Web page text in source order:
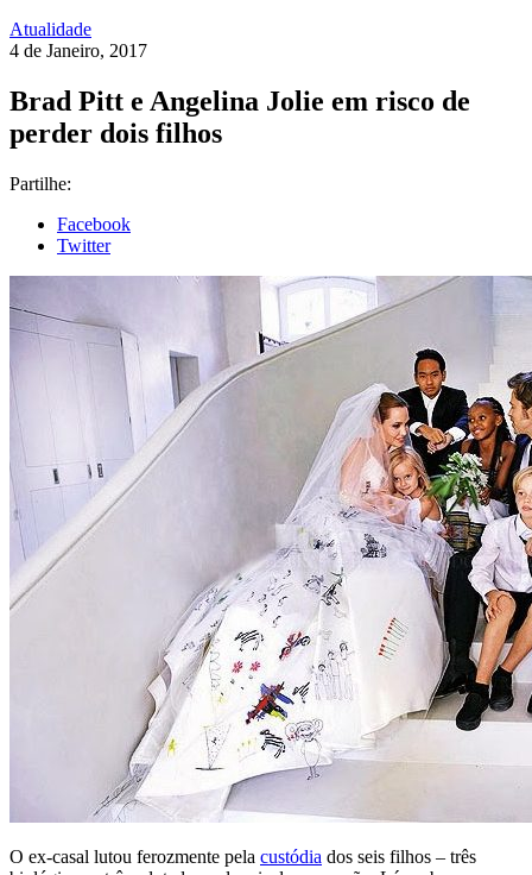
Atualidade
4 de Janeiro, 2017
Brad Pitt e Angelina Jolie em risco de
perder dois filhos
Partilhe:
Facebook
Twitter
O ex-casal lutou ferozmente pela custódia dos seis filhos – três